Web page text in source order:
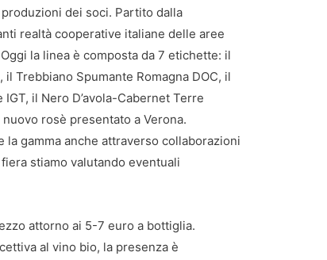
dei soci. Partito dalla
realtà cooperative italiane delle aree
la linea è composta da 7 etichette: il
Trebbiano Spumante Romagna DOC, il
il Nero D’avola-Cabernet Terre
nuovo rosè presentato a Verona.
la gamma anche attraverso collaborazioni
stiamo valutando eventuali
attorno ai 5-7 euro a bottiglia.
al vino bio, la presenza è